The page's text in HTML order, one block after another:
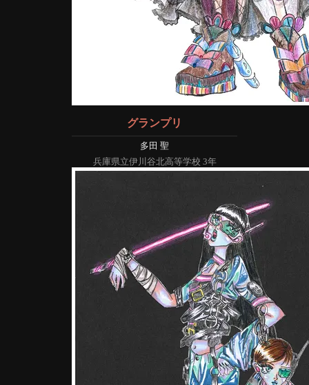
グランプリ
多田 聖
兵庫県立伊川谷北高等学校 3年